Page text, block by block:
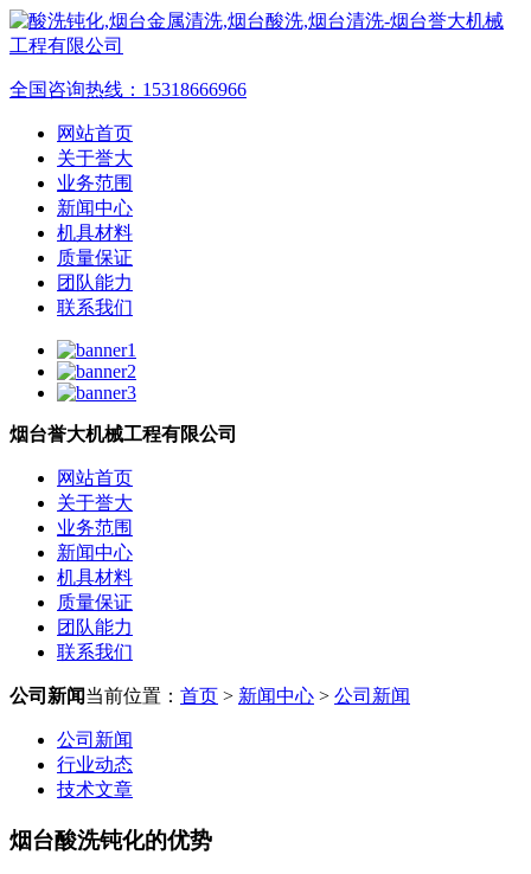
全国咨询热线： 15318666966
网站首页
关于誉大
业务范围
新闻中心
机具材料
质量保证
团队能力
联系我们
烟台誉大机械工程有限公司
网站首页
关于誉大
业务范围
新闻中心
机具材料
质量保证
团队能力
联系我们
公司新闻当前位置： 首页 > 新闻中心 > 公司新闻
公司新闻
行业动态
技术文章
烟台酸洗钝化的优势